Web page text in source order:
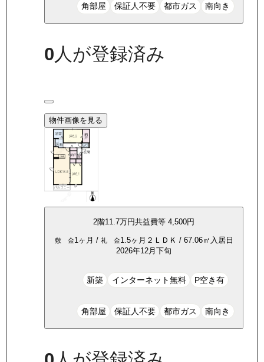
角部屋 保証人不要 都市ガス 南向き
0人が登録済み
物件画像を見る
2階11.7万円共益費等 4,500円
敷 金1ヶ月 / 礼 金1.5ヶ月 ２ＬＤＫ / 67.06㎡ 入居日
2026年12月下旬
新築 インターネット無料 P空き有
角部屋 保証人不要 都市ガス 南向き